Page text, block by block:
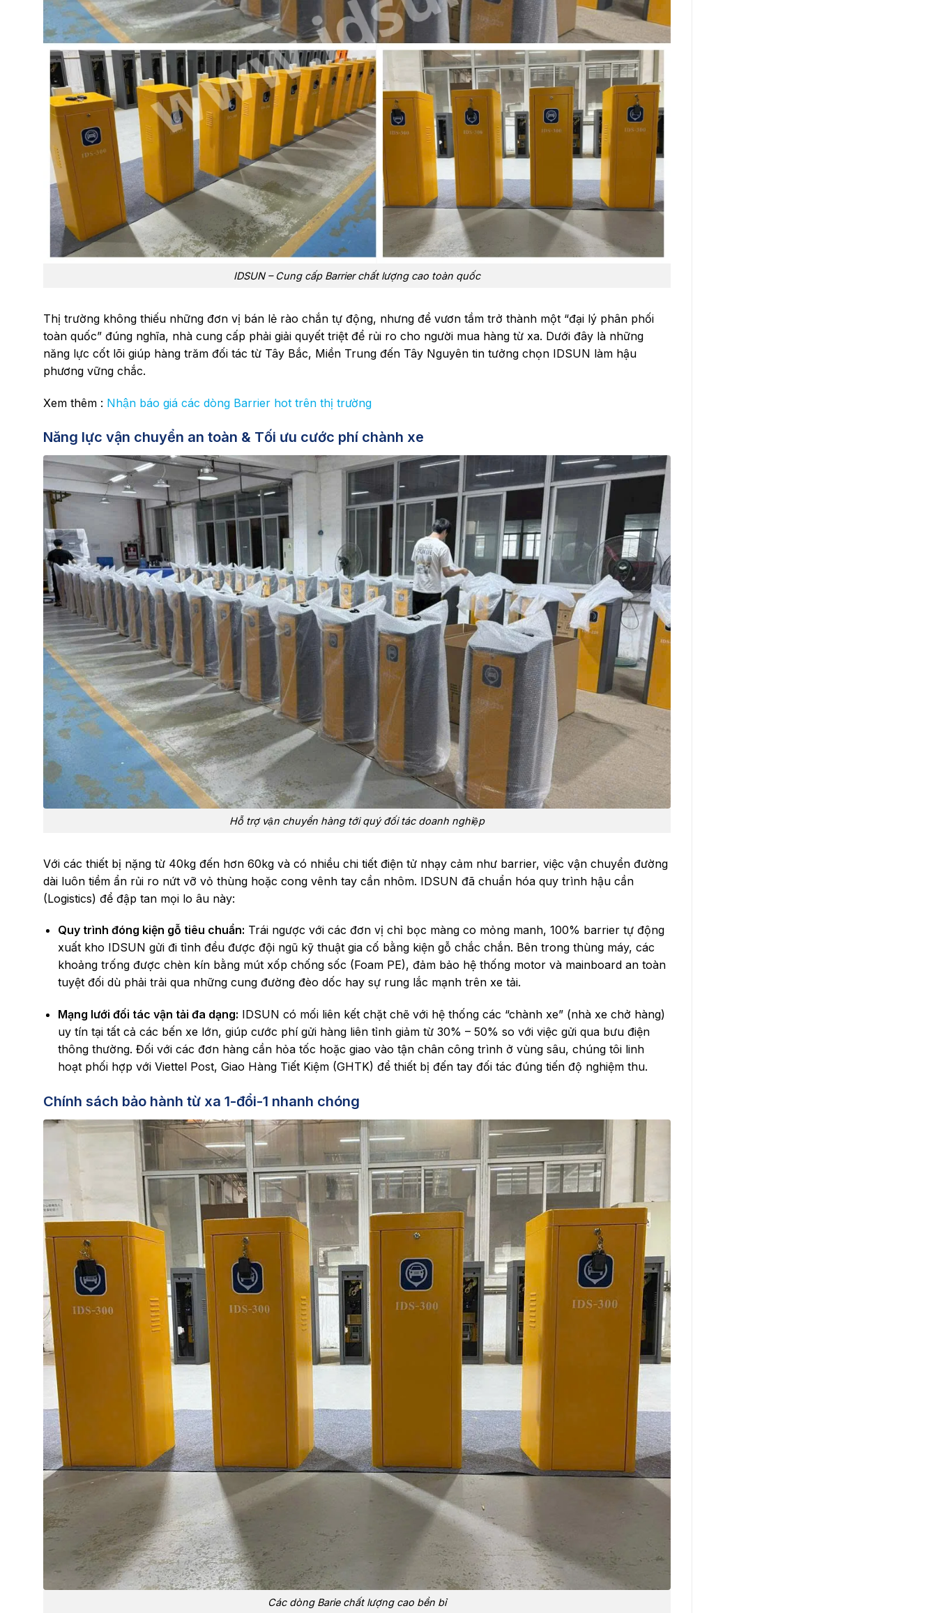
IDSUN – Cung cấp Barrier chất lượng cao toàn quốc
Thị trường không thiếu những đơn vị bán lẻ rào chắn tự động, nhưng để vươn tầm trở thành một “đại lý phân phối
toàn quốc” đúng nghĩa, nhà cung cấp phải giải quyết triệt để rủi ro cho người mua hàng từ xa. Dưới đây là những
năng lực cốt lõi giúp hàng trăm đối tác từ Tây Bắc, Miền Trung đến Tây Nguyên tin tưởng chọn IDSUN làm hậu
phương vững chắc.
Xem thêm : Nhận báo giá các dòng Barrier hot trên thị trường
Năng lực vận chuyển an toàn & Tối ưu cước phí chành xe
Hỗ trợ vận chuyển hàng tới quý đối tác doanh nghiệp
Với các thiết bị nặng từ 40kg đến hơn 60kg và có nhiều chi tiết điện tử nhạy cảm như barrier, việc vận chuyển đường
dài luôn tiềm ẩn rủi ro nứt vỡ vỏ thùng hoặc cong vênh tay cần nhôm. IDSUN đã chuẩn hóa quy trình hậu cần
(Logistics) để đập tan mọi lo âu này:
Quy trình đóng kiện gỗ tiêu chuẩn: Trái ngược với các đơn vị chỉ bọc màng co mỏng manh, 100% barrier tự động
xuất kho IDSUN gửi đi tỉnh đều được đội ngũ kỹ thuật gia cố bằng kiện gỗ chắc chắn. Bên trong thùng máy, các
khoảng trống được chèn kín bằng mút xốp chống sốc (Foam PE), đảm bảo hệ thống motor và mainboard an toàn
tuyệt đối dù phải trải qua những cung đường đèo dốc hay sự rung lắc mạnh trên xe tải.
Mạng lưới đối tác vận tải đa dạng: IDSUN có mối liên kết chặt chẽ với hệ thống các “chành xe” (nhà xe chở hàng)
uy tín tại tất cả các bến xe lớn, giúp cước phí gửi hàng liên tỉnh giảm từ 30% – 50% so với việc gửi qua bưu điện
thông thường. Đối với các đơn hàng cần hỏa tốc hoặc giao vào tận chân công trình ở vùng sâu, chúng tôi linh
hoạt phối hợp với Viettel Post, Giao Hàng Tiết Kiệm (GHTK) để thiết bị đến tay đối tác đúng tiến độ nghiệm thu.
Chính sách bảo hành từ xa 1-đổi-1 nhanh chóng
Các dòng Barie chất lượng cao bền bỉ